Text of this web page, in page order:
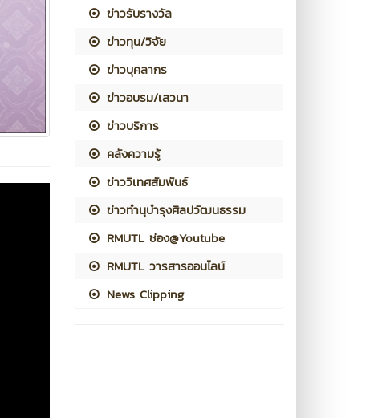
ข่าวรับรางวัล
ข่าวทุน/วิจัย
ข่าวบุคลากร
ข่าวอบรม/เสวนา
ข่าวบริการ
คลังความรู้
ข่าววิเทศสัมพันธ์
ข่าวทำนุบำรุงศิลปวัฒนธรรม
RMUTL ช่อง@Youtube
RMUTL วารสารออนไลน์
News Clipping